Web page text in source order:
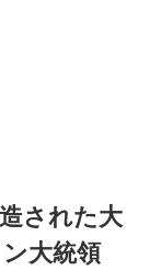
された大
大統領